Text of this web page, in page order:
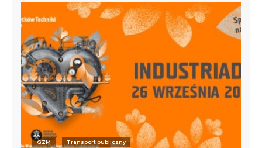
GZM Transport publiczny